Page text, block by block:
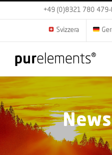
to
+49 (0)8321 780 479-
Svizzera